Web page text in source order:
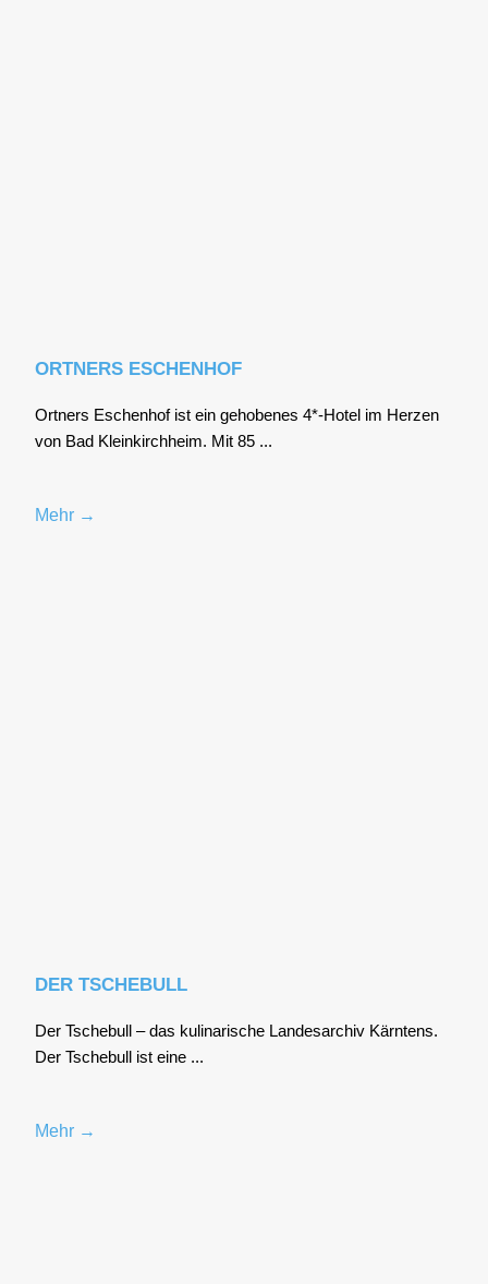
ORTNERS ESCHENHOF
Ort­ners Eschen­hof ist ein geho­be­nes 4*-Hotel im Her­zen
von Bad Klein­kirch­heim. Mit 85 ...
Mehr →
DER TSCHEBULL
Der Tsche­bull – das kuli­na­ri­sche Lan­des­ar­chiv Kärn­tens.
Der Tsche­bull ist eine ...
Mehr →